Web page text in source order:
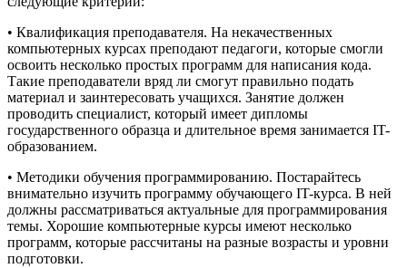
• Квалификация преподавателя. На некачественных
компьютерных курсах преподают педагоги, которые смогли
освоить несколько простых программ для написания кода.
Такие преподаватели вряд ли смогут правильно подать
материал и заинтересовать учащихся. Занятие должен
проводить специалист, который имеет дипломы
государственного образца и длительное время занимается IT-
образованием.
• Методики обучения программированию. Постарайтесь
внимательно изучить программу обучающего IT-курса. В ней
должны рассматриваться актуальные для программирования
темы. Хорошие компьютерные курсы имеют несколько
программ, которые рассчитаны на разные возрасты и уровни
подготовки.